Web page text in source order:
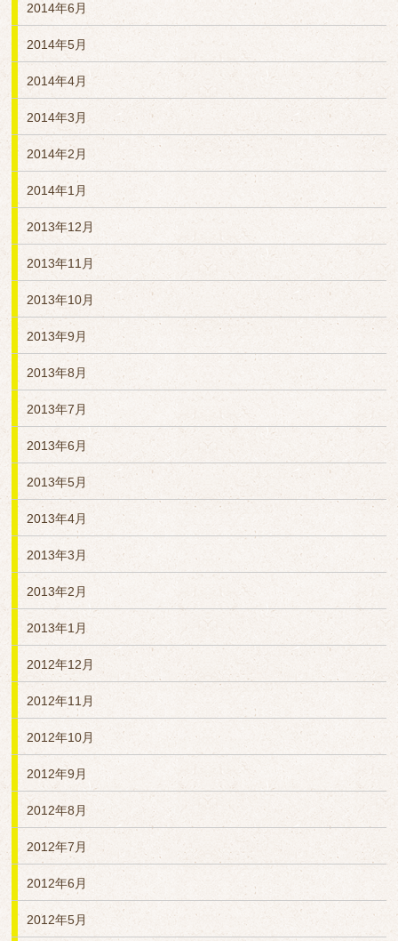
2014年6月
2014年5月
2014年4月
2014年3月
2014年2月
2014年1月
2013年12月
2013年11月
2013年10月
2013年9月
2013年8月
2013年7月
2013年6月
2013年5月
2013年4月
2013年3月
2013年2月
2013年1月
2012年12月
2012年11月
2012年10月
2012年9月
2012年8月
2012年7月
2012年6月
2012年5月